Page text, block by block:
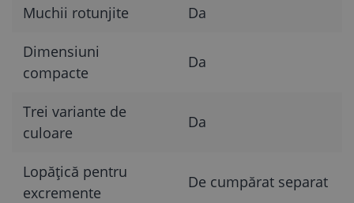
Muchii rotunjite Da
Dimensiuni
compacte
Da
Trei variante de
culoare
Da
Lopățică pentru
excremente
De cumpărat separat